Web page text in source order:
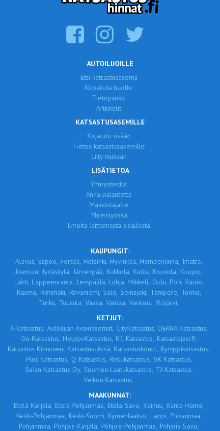
AUTOILIJOILLE
Etsi katsastusasema
Kilpailuta huolto
Tietopankki
Artikkelit
KATSASTUSASEMILLE
Kirjaudu sisään
Tietoa katsastusasemille
Liity mukaan
LISÄTIETOA
Yhteystiedot
Anna palautetta
Mainostajalle
Yhteistyössä
Ilmoita laittomasta sisällöstä
KAUPUNGIT:
Alavus, Espoo, Forssa, Helsinki, Hyvinkää, Hämeenlinna, Imatra,
Joensuu, Jyväskylä, Järvenpää, Kokkola, Kotka, Kouvola, Kuopio,
Lahti, Lappeenranta, Lempäälä, Lohja, Mikkeli, Oulu, Pori, Raisio,
Rauma, Riihimäki, Rovaniemi, Salo, Seinäjoki, Tampere, Tornio,
Turku, Tuusula, Vaasa, Vantaa, Varkaus, Ylöjärvi,
KETJUT:
A-Katsastus, Autoilijan Avainasemat, CityKatsastus, DEKRA Katsastus,
Go-Katsastus, HelppoKatsastus, K1 Katsastus, Katsastajasi.fi,
Katsastus Kinnunen, Katsastus-Ässä, Katsastuskontti, Kymppikatsastus,
Plus Katsastus, Q-Katsastus, Reilukatsastus, SK Katsastus,
Sulan Katsastus Oy, Suomen Laatukatsastus, TJ-Katsastus,
Veikon Katsastus,
MAAKUNNAT:
Etelä-Karjala, Etelä-Pohjanmaa, Etelä-Savo, Kainuu, Kanta-Häme,
Keski-Pohjanmaa, Keski-Suomi, Kymenlaakso, Lappi, Pirkanmaa,
Pohjanmaa, Pohjois-Karjala, Pohjois-Pohjanmaa, Pohjois-Savo,